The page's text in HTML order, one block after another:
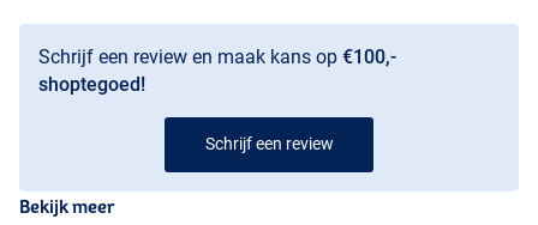
Schrijf een review en maak kans op €100,-
shoptegoed!
Schrijf een review
Bekijk meer